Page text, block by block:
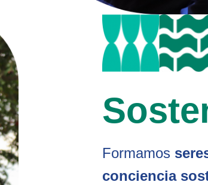
Formamos
conciencia